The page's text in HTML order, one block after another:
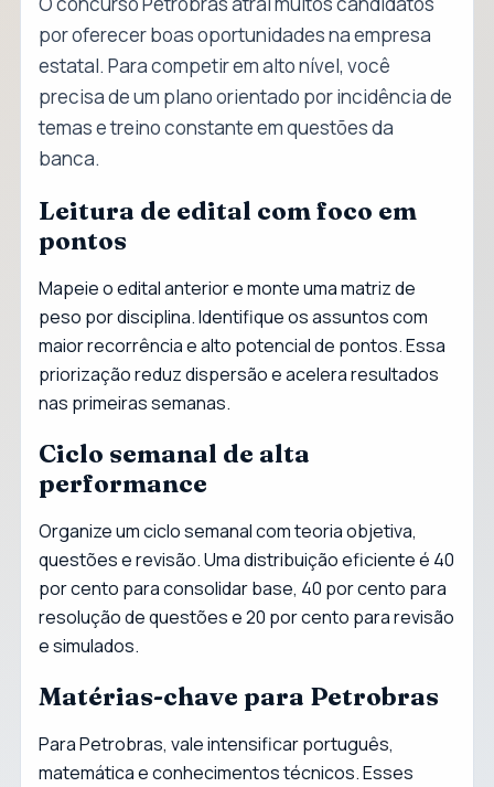
por oferecer boas oportunidades na empresa
estatal. Para competir em alto nível, você
precisa de um plano orientado por incidência de
temas e treino constante em questões da
banca.
Leitura de edital com foco em
pontos
Mapeie o edital anterior e monte uma matriz de
peso por disciplina. Identifique os assuntos com
maior recorrência e alto potencial de pontos. Essa
priorização reduz dispersão e acelera resultados
nas primeiras semanas.
Ciclo semanal de alta
performance
Organize um ciclo semanal com teoria objetiva,
questões e revisão. Uma distribuição eficiente é 40
por cento para consolidar base, 40 por cento para
resolução de questões e 20 por cento para revisão
e simulados.
Matérias-chave para Petrobras
Para Petrobras, vale intensificar português,
matemática e conhecimentos técnicos. Esses